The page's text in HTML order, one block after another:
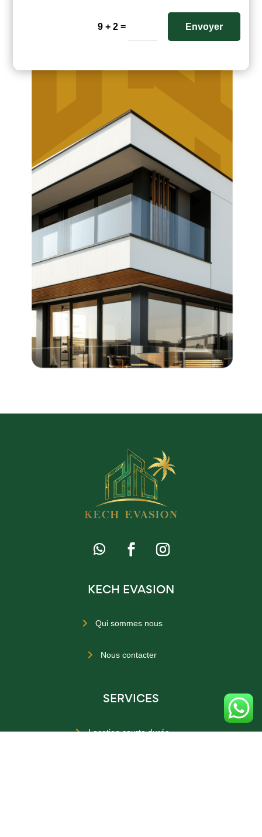
9 + 2 = Envoyer
KECH EVASION
 Qui sommes nous
 Nous contacter
SERVICES
 Location courte durée